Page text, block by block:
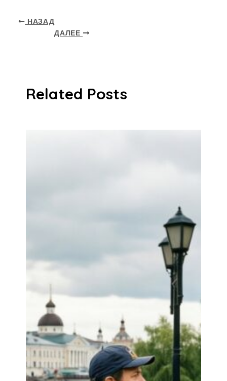
НАЗАД
ДАЛЕЕ
Related Posts